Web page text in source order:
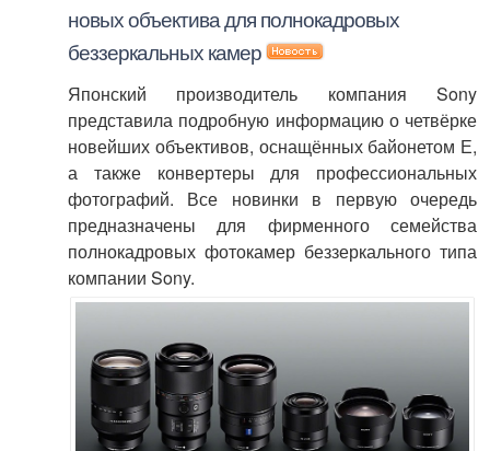
новых объектива для полнокадровых
беззеркальных камер
Японский производитель компания Sony
представила подробную информацию о четвёрке
новейших объективов, оснащённых байонетом Е,
а также конвертеры для профессиональных
фотографий. Все новинки в первую очередь
предназначены для фирменного семейства
полнокадровых фотокамер беззеркального типа
компании Sony.